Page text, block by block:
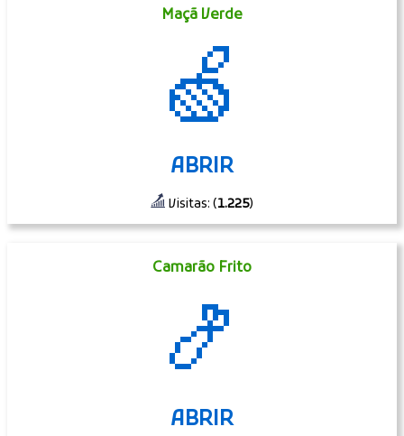
Maçã Verde
🍏
ABRIR
Visitas: (1.225)
Camarão Frito
🍤
ABRIR